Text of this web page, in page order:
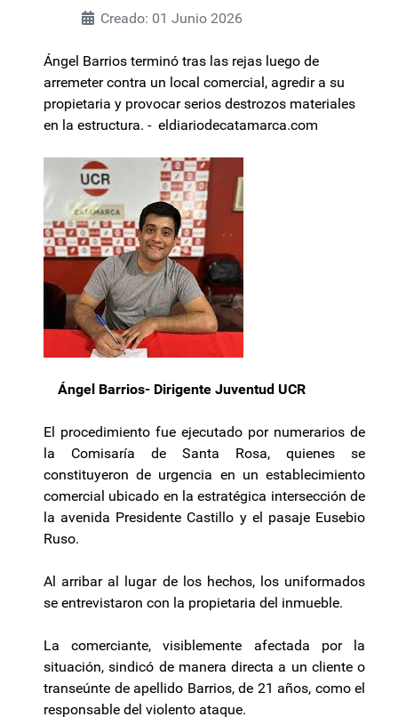
Creado: 01 Junio 2026
Ángel Barrios terminó tras las rejas luego de
arremeter contra un local comercial, agredir a su
propietaria y provocar serios destrozos materiales
en la estructura. - eldiariodecatamarca.com
Ángel Barrios- Dirigente Juventud UCR
El procedimiento fue ejecutado por numerarios de
la Comisaría de Santa Rosa, quienes se
constituyeron de urgencia en un establecimiento
comercial ubicado en la estratégica intersección de
la avenida Presidente Castillo y el pasaje Eusebio
Ruso.
Al arribar al lugar de los hechos, los uniformados
se entrevistaron con la propietaria del inmueble.
La comerciante, visiblemente afectada por la
situación, sindicó de manera directa a un cliente o
transeúnte de apellido Barrios, de 21 años, como el
responsable del violento ataque.